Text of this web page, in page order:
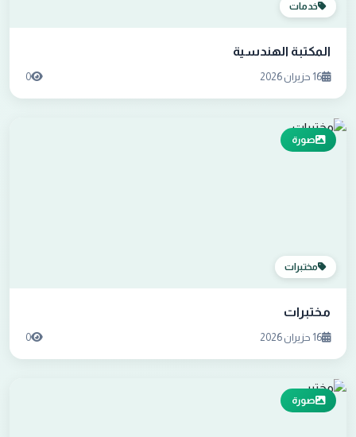
خدمات
المكتبة الهندسية
16 حزيران 2026 0
صورة
مختبرات
مختبرات
16 حزيران 2026 0
صورة